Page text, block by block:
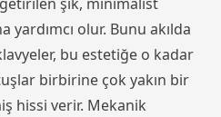
olur. Bunu akılda
bu estetiğe o kadar
birbirine çok yakın bir
hissi verir. Mekanik